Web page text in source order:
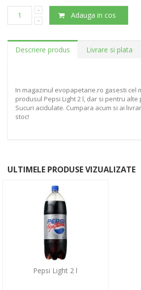
Adauga in cos
Descriere produs Livrare si plata
In magazinul evopapetarie.ro gasesti cel
produsul Pepsi Light 2 l, dar si pentru
Sucuri acidulate. Cumpara acum si ai
stoc!
ULTIMELE PRODUSE VIZUALIZATE
Pepsi Light 2 l